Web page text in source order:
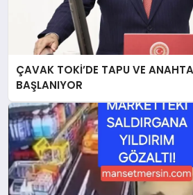
ÇAVAK TOKİ’DE TAPU VE
BAŞLANIYOR